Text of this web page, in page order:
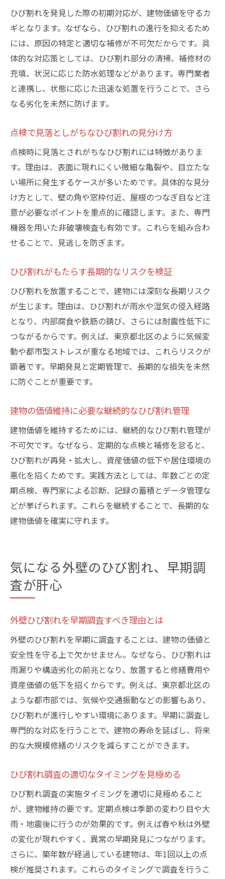
ひび割れを発見した際の初期対応が、建物価値を守るカ
ギとなります。なぜなら、ひび割れの進行を抑えるため
には、原因の特定と適切な補修が不可欠だからです。具
体的な対応策としては、ひび割れ部分の清掃、補修材の
充填、状況に応じた防水処理などがあります。専門業者
と連携し、状態に応じた迅速な処置を行うことで、さら
なる劣化を未然に防げます。
点検で見落としがちなひび割れの見分け方
点検時に見落とされがちなひび割れには特徴がありま
す。理由は、表面に現れにくい微細な亀裂や、目立たな
い場所に発生するケースが多いためです。具体的な見分
け方として、壁の角や窓枠付近、屋根のつなぎ目など注
意が必要なポイントを重点的に確認します。また、専門
機器を用いた非破壊検査も有効です。これらを組み合わ
せることで、見逃しを防ぎます。
ひび割れがもたらす長期的なリスクを検証
ひび割れを放置することで、建物には深刻な長期リスク
が生じます。理由は、ひび割れが雨水や湿気の侵入経路
となり、内部腐食や鉄筋の錆び、さらには耐震性低下に
つながるからです。例えば、東京都北区のように気候変
動や都市型ストレスが重なる地域では、これらリスクが
顕著です。早期発見と定期管理で、長期的な損失を未然
に防ぐことが重要です。
建物の価値維持に必要な継続的なひび割れ管理
建物価値を維持するためには、継続的なひび割れ管理が
不可欠です。なぜなら、定期的な点検と補修を怠ると、
ひび割れが再発・拡大し、資産価値の低下や居住環境の
悪化を招くためです。実践方法としては、年数ごとの定
期点検、専門家による診断、記録の蓄積とデータ管理な
どが挙げられます。これらを継続することで、長期的な
建物価値を確実に守れます。
気になる外壁のひび割れ、早期調
査が肝心
外壁ひび割れを早期調査すべき理由とは
外壁のひび割れを早期に調査することは、建物の価値と
安全性を守る上で欠かせません。なぜなら、ひび割れは
雨漏りや構造劣化の前兆となり、放置すると修繕費用や
資産価値の低下を招くからです。例えば、東京都北区の
ような都市部では、気候や交通振動などの影響もあり、
ひび割れが進行しやすい環境にあります。早期に調査し
専門的な対応を行うことで、建物の寿命を延ばし、将来
的な大規模修繕のリスクを減らすことができます。
ひび割れ調査の適切なタイミングを見極める
ひび割れ調査の実施タイミングを適切に見極めること
が、建物維持の要です。定期点検は季節の変わり目や大
雨・地震後に行うのが効果的です。例えば春や秋は外壁
の変化が現れやすく、異常の早期発見につながります。
さらに、築年数が経過している建物は、年1回以上の点
検が推奨されます。これらのタイミングで調査を行うこ